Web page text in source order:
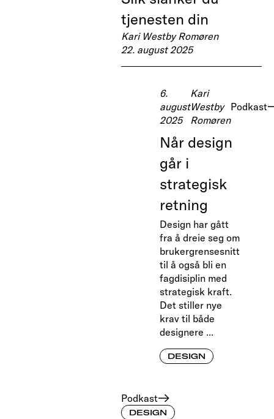
tjenesten din
Kari Westby Romøren
22. august 2025
6.
august
2025
Kari
Westby
Romøren
Podkast
Når design
går i
strategisk
retning
Design har gått
fra å dreie seg om
brukergrensesnitt
til å også bli en
fagdisiplin med
strategisk kraft.
Det stiller nye
krav til både
designere ...
DESIGN
Podkast
DESIGN